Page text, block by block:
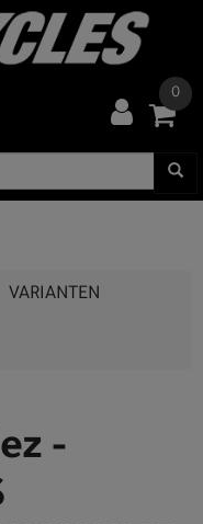
0
VARIANTEN
-